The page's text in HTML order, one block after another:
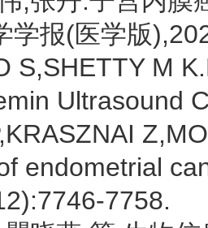
学报(医学版
S,SHETTY M
Ultrasound
endometrial
7758.